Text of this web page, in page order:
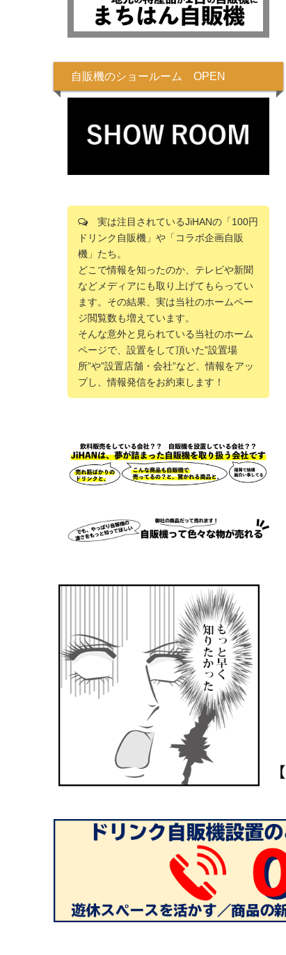
自販機のショールーム OPEN
実は注目されているJiHANの「100円
ドリンク自販機」や「コラボ企画自販
機」たち。
どこで情報を知ったのか、テレビや新聞
などメディアにも取り上げてもらってい
ます。その結果、実は当社のホームペー
ジ閲覧数も増えています。
そんな意外と見られている当社のホーム
ページで、設置をして頂いた”設置場
所”や”設置店舗・会社”など、情報をアッ
プし、情報発信をお約束します！